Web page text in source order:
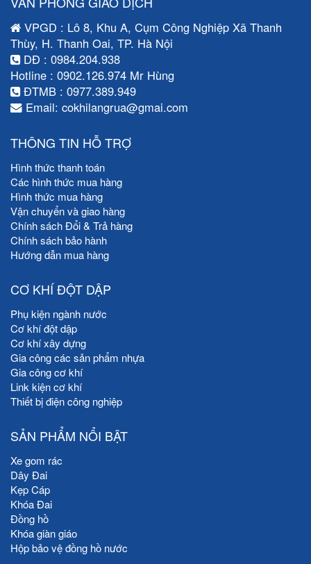
VPGD : Lô 8, Khu A, Cụm Công Nghiệp Xã Thanh
Thùy, H. Thanh Oai, TP. Hà Nội
DĐ : 0984.204.938
Hotline : 0902.126.974 Mr Hùng
ĐTMB : 0977.389.949
Email: cokhilangrua@gmai.com
THÔNG TIN HỖ TRỢ
Hình thức thanh toán
Các hình thức mua hàng
Hình thức mua hàng
Vận chuyển và giao hàng
Chính sách Đổi & Trả hàng
Chính sách bảo hành
Hướng dẫn mua hàng
CƠ KHÍ ĐỘT DẬP
Phụ kiện ngành nước
Cơ khí đột dập
Cơ khí xây dựng
Gia công các sản phẩm nhựa
Gia công cơ khí
Link kiện cơ khí
Thiết bị điện công nghiệp
SẢN PHẨM NỔI BẬT
Xe gom rác
Dây Đai
Kẹp Cáp
Khóa Đai
Đồng hồ
Khóa giàn giáo
Hộp bảo vệ đồng hồ nước